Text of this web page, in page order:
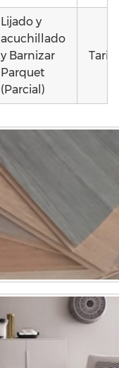
Lijado y
acuchillado
y Barnizar
Parquet
(Parcial)
Tarima
Vivienda
(Parcial)